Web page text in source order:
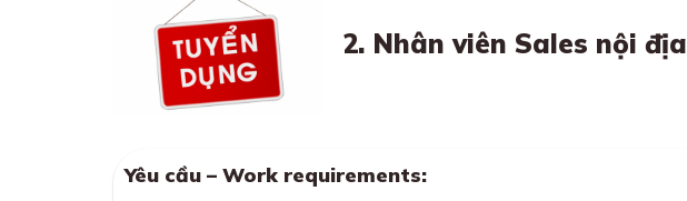
2. Nhân viên Sales nội địa
Yêu cầu – Work requirements: